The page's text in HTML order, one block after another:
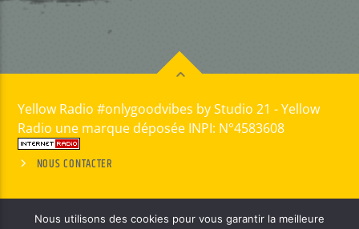
Yellow Radio #onlygoodvibes by Studio 21 - Yellow
Radio une marque déposée INPI: N°4583608
NOUS CONTACTER
Nous utilisons des cookies pour vous garantir la meilleure